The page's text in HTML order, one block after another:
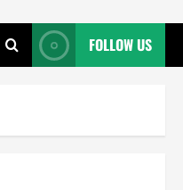
FOLLOW US